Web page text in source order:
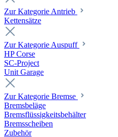
Zur Kategorie Antrieb
Kettensätze
Zur Kategorie Auspuff
HP Corse
SC-Project
Unit Garage
Zur Kategorie Bremse
Bremsbeläge
Bremsflüssigkeitsbehälter
Bremsscheiben
Zubehör